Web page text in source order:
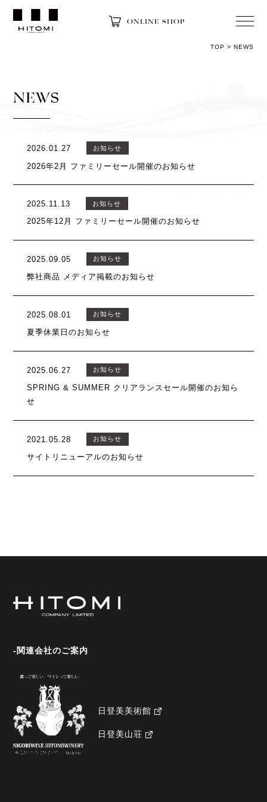
ONLINE SHOP
TOP > NEWS
NEWS
2026.01.27 お知らせ
2026年2月 ファミリーセール開催のお知らせ
2025.11.13 お知らせ
2025年12月 ファミリーセール開催のお知らせ
2025.09.05 お知らせ
弊社商品 メディア掲載のお知らせ
2025.08.01 お知らせ
夏季休業日のお知らせ
2025.06.27 お知らせ
SPRING & SUMMER クリアランスセール開催のお知ら
せ
2021.05.28 お知らせ
サイトリニューアルのお知らせ
-関連会社のご案内
日登美美術館
日登美山荘